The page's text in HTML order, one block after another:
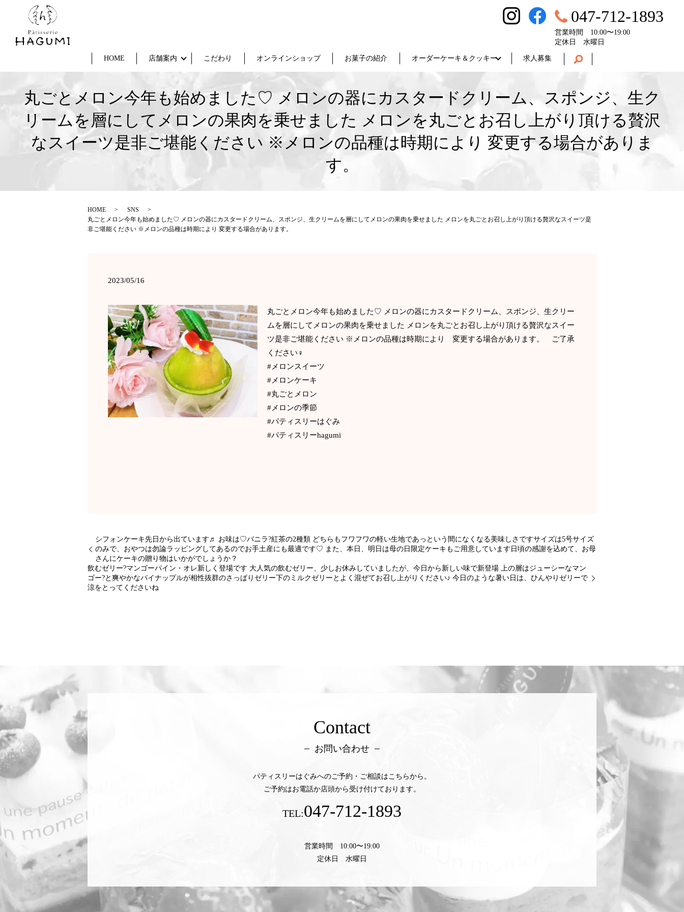
HOME 店舗案内 こだわり オンラインショップ お菓子の紹介 オーダーケーキ＆クッキー 求人募集
047-712-1893
営業時間 10:00〜19:00
定休日 水曜日
丸ごとメロン今年も始めました♡ メロンの器にカスタードクリーム、スポンジ、生ク
リームを層にしてメロンの果肉を乗せました メロンを丸ごとお召し上がり頂ける贅沢
なスイーツ是非ご堪能ください ※メロンの品種は時期により 変更する場合がありま
す。
HOME
SNS
丸ごとメロン今年も始めました♡ メロンの器にカスタードクリーム、スポンジ、生クリームを層にしてメロンの果肉を乗せました メロンを丸ごとお召し上がり頂ける贅沢なスイーツ是
非ご堪能ください ※メロンの品種は時期により 変更する場合があります。
2023/05/16
丸ごとメロン今年も始めました♡ メロンの器にカスタードクリーム、スポンジ、生クリー
ムを層にしてメロンの果肉を乗せました メロンを丸ごとお召し上がり頂ける贅沢なスイー
ツ是非ご堪能ください ※メロンの品種は時期により 変更する場合があります。 ご了承
ください‍♀️
#メロンスイーツ
#メロンケーキ
#丸ごとメロン
#メロンの季節
#パティスリーはぐみ
#パティスリーhagumi
シフォンケーキ先日から出ています♬ お味は♡バニラ?紅茶の2種類 どちらもフワフワの軽い生地であっという間になくなる美味しさですサイズは5号サイズ
のみで、おやつは勿論ラッピングしてあるのでお手土産にも最適です♡ また、本日、明日は母の日限定ケーキもご用意しています日頃の感謝を込めて、お母
さんにケーキの贈り物はいかがでしょうか？
飲むゼリー?マンゴーパイン・オレ新しく登場です 大人気の飲むゼリー、少しお休みしていましたが、今日から新しい味で新登場 上の層はジューシーなマン
ゴー?と爽やかなパイナップルが相性抜群のさっぱりゼリー下のミルクゼリーとよく混ぜてお召し上がりください♪ 今日のような暑い日は、ひんやりゼリーで
涼をとってくださいね
Contact
お問い合わせ
パティスリーはぐみへのご予約・ご相談はこちらから。
ご予約はお電話か店頭から受け付けております。
TEL:047-712-1893
営業時間 10:00〜19:00
定休日 水曜日